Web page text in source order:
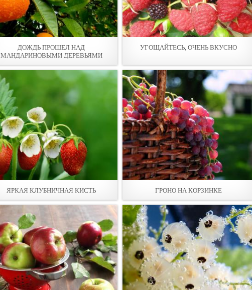
ДОЖДЬ ПРОШEЛ НАД
МАНДАРИНОВЫМИ ДЕРЕВЬЯМИ
УГОЩАЙТЕСЬ, ОЧЕНЬ ВКУСНО
ЯРКАЯ КЛУБНИЧНАЯ КИСТЬ ГРОНO НА КОРЗИНКЕ